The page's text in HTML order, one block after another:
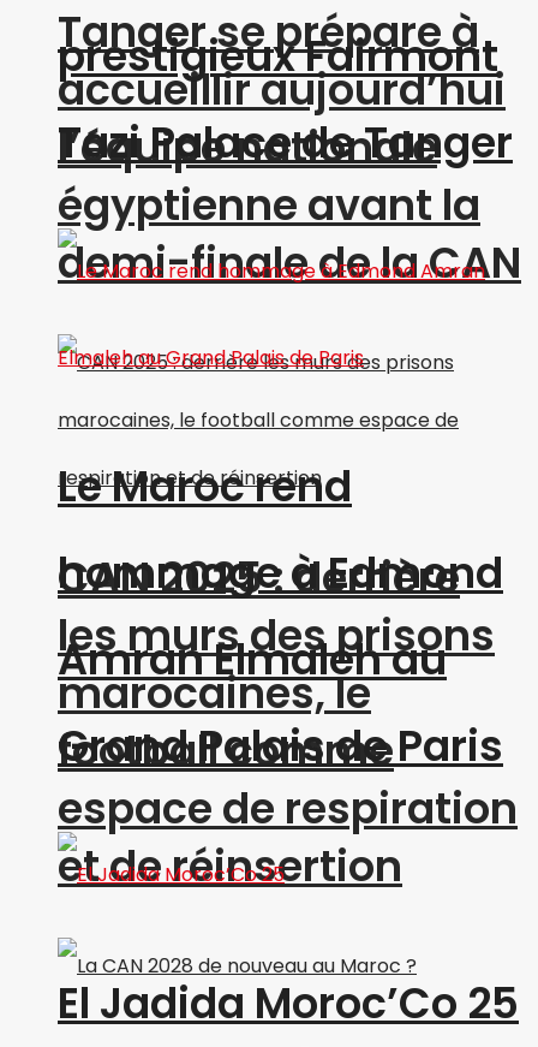
Tanger se prépare à
accueillir aujourd’hui
l’équipe nationale
égyptienne avant la
demi-finale de la CAN
CAN 2025 : derrière
les murs des prisons
marocaines, le
football comme
espace de respiration
et de réinsertion
prestigieux Fairmont
Tazi Palace de Tanger
Le Maroc rend
hommage à Edmond
Amran Elmaleh au
Grand Palais de Paris
El Jadida Moroc’Co 25